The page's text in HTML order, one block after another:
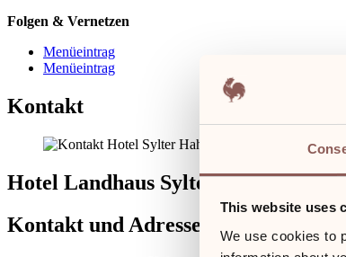
This website uses
We use cookies to
Folgen & Vernetzen
Menüeintrag
Menüeintrag
Kontakt
Hotel Landhaus Sylter Hahn
Kontakt und Adresse